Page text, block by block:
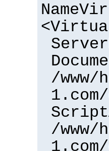
/www/
/www/